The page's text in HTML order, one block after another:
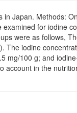
Japan. Methods:
for iodine
were as follows,
The iodine
mg/100 g; and
account in the